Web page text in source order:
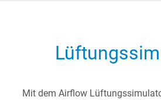
Mit dem Airflow